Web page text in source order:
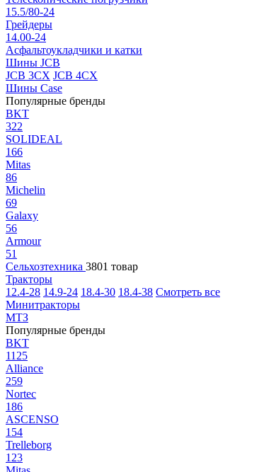
15.5/80-24
Грейдеры
14.00-24
Асфальтоукладчики и катки
Шины JCB
JCB 3CX JCB 4CX
Шины Case
Популярные бренды
BKT
322
SOLIDEAL
166
Mitas
86
Michelin
69
Galaxy
56
Armour
51
Сельхозтехника 3801 товар
Тракторы
12.4-28 14.9-24 18.4-30 18.4-38 Смотреть все
Минитракторы
МТЗ
Популярные бренды
BKT
1125
Alliance
259
Nortec
186
ASCENSO
154
Trelleborg
123